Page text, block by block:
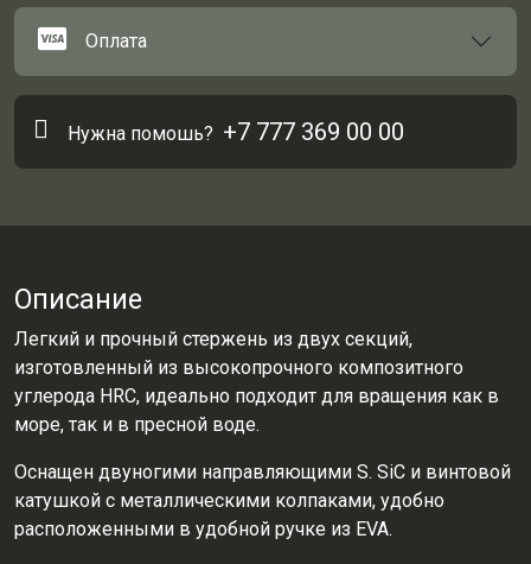
Оплата
Нужна помошь? +7 777 369 00 00
Описание
Легкий и прочный стержень из двух секций,
изготовленный из высокопрочного композитного
углерода HRC, идеально подходит для вращения как в
море, так и в пресной воде.
Оснащен двуногими направляющими S. SiC и винтовой
катушкой с металлическими колпаками, удобно
расположенными в удобной ручке из EVA.